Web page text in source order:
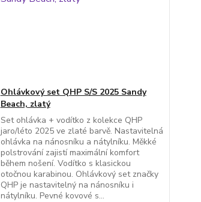
Ohlávkový set QHP S/S 2025 Sandy
Beach, zlatý
Set ohlávka + vodítko z kolekce QHP
jaro/léto 2025 ve zlaté barvě. Nastavitelná
ohlávka na nánosníku a nátylníku. Měkké
polstrování zajistí maximální komfort
během nošení. Vodítko s klasickou
otočnou karabinou. Ohlávkový set značky
QHP je nastavitelný na nánosníku i
nátylníku. Pevné kovové s...